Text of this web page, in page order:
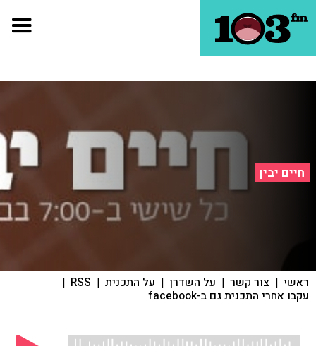
חיים יבין
ראשי | צור קשר | על השדרן | על התכנית |
RSS
|
עקבו אחרי התכנית גם ב-facebook